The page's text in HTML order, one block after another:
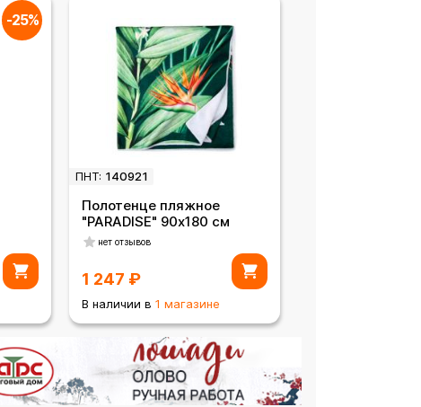
-25%
ПНТ: 140921
Полотенце пляжное
"PARADISE" 90х180 см
нет отзывов
1 247 ₽
В наличии в 1 магазине